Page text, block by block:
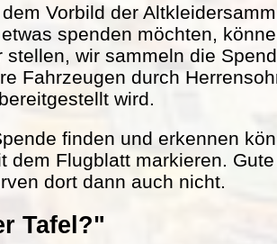
Vorbild der
etwas spenden möchten,
stellen, wir sammeln die
Fahrzeugen durch
wird.
finden und erkennen
dem Flugblatt markieren.
dort dann auch nicht.
Tafel?"